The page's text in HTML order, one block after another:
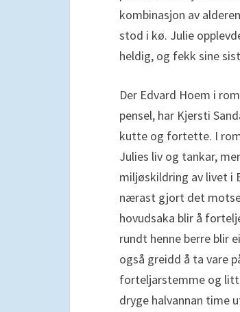
kombinasjon av
stod i kø. Julie
heldig, og fekk sine
Der Edvard Hoem i
pensel, har Kjersti
kutte og fortette. I
Julies liv og tankar,
miljøskildring av livet i
nærast gjort det
hovudsaka blir å
rundt henne berre blir
også greidd å ta vare
forteljarstemme og litt
dryge halvannan time